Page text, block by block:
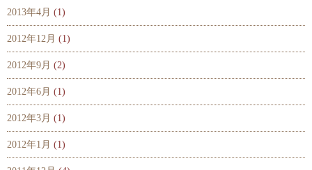
2013年4月 (1)
2012年12月 (1)
2012年9月 (2)
2012年6月 (1)
2012年3月 (1)
2012年1月 (1)